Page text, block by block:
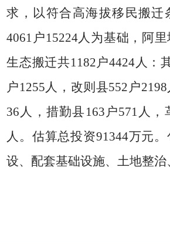
求，以符合高海拔移民搬迁
4061 户15224人 为基础， 阿
生态搬迁共1182户4424人：
户1255人，改则县552 户2198
36 人，措勤县 163 户571 人，
人。 估算总投资91344万元。
设、配套基础设施、土地整治